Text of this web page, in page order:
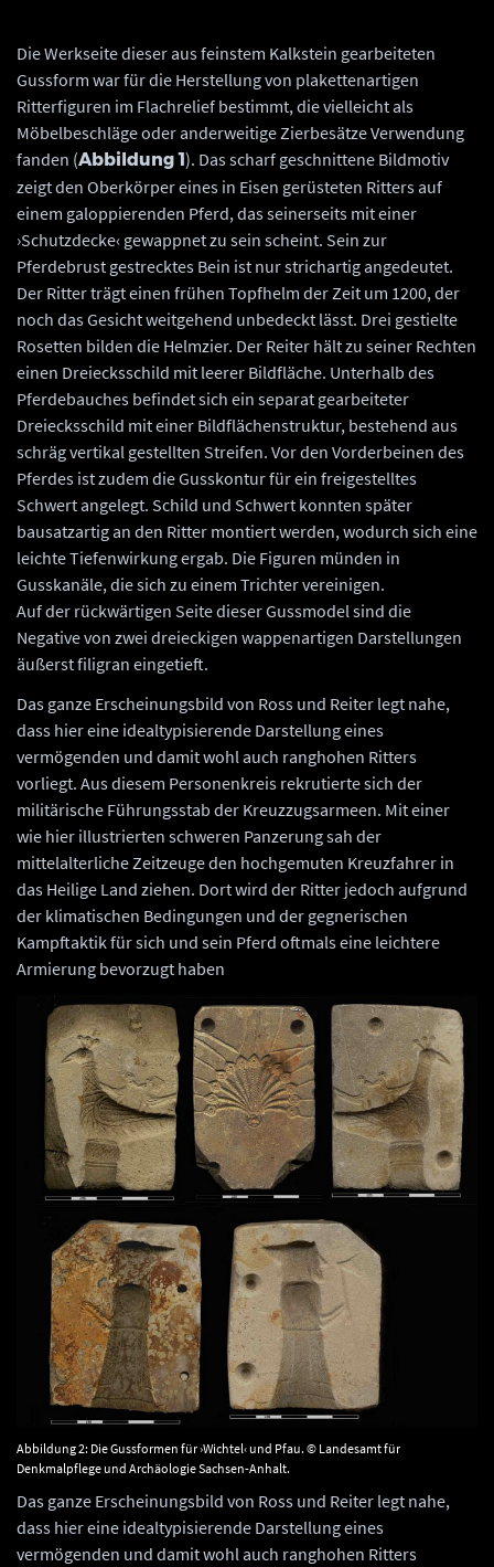
Die Werkseite dieser aus feinstem Kalkstein gearbeiteten
Gussform war für die Herstellung von plakettenartigen
Ritterfiguren im Flachrelief bestimmt, die vielleicht als
Möbelbeschläge oder anderweitige Zierbesätze Verwendung
fanden (Abbildung 1 ). Das scharf geschnittene Bildmotiv
zeigt den Oberkörper eines in Eisen gerüsteten Ritters auf
einem galoppierenden Pferd, das seinerseits mit einer
›Schutzdecke‹ gewappnet zu sein scheint. Sein zur
Pferdebrust gestrecktes Bein ist nur strichartig angedeutet.
Der Ritter trägt einen frühen Topfhelm der Zeit um 1200, der
noch das Gesicht weitgehend unbedeckt lässt. Drei gestielte
Rosetten bilden die Helmzier. Der Reiter hält zu seiner Rechten
einen Dreiecksschild mit leerer Bildfläche. Unterhalb des
Pferdebauches befindet sich ein separat gearbeiteter
Dreiecksschild mit einer Bildflächenstruktur, bestehend aus
schräg vertikal gestellten Streifen. Vor den Vorderbeinen des
Pferdes ist zudem die Gusskontur für ein freigestelltes
Schwert angelegt. Schild und Schwert konnten später
bausatzartig an den Ritter montiert werden, wodurch sich eine
leichte Tiefenwirkung ergab. Die Figuren münden in
Gusskanäle, die sich zu einem Trichter vereinigen.
Auf der rückwärtigen Seite dieser Gussmodel sind die
Negative von zwei dreieckigen wappenartigen Darstellungen
äußerst filigran eingetieft.
Das ganze Erscheinungsbild von Ross und Reiter legt nahe,
dass hier eine idealtypisierende Darstellung eines
vermögenden und damit wohl auch ranghohen Ritters
vorliegt. Aus diesem Personenkreis rekrutierte sich der
militärische Führungsstab der Kreuzzugsarmeen. Mit einer
wie hier illustrierten schweren Panzerung sah der
mittelalterliche Zeitzeuge den hochgemuten Kreuzfahrer in
das Heilige Land ziehen. Dort wird der Ritter jedoch aufgrund
der klimatischen Bedingungen und der gegnerischen
Kampftaktik für sich und sein Pferd oftmals eine leichtere
Armierung bevorzugt haben
Abbildung 2: Die Gussformen für ›Wichtel‹ und Pfau. © Landesamt für
Denkmalpflege und Archäologie Sachsen-Anhalt.
Das ganze Erscheinungsbild von Ross und Reiter legt nahe,
dass hier eine idealtypisierende Darstellung eines
vermögenden und damit wohl auch ranghohen Ritters